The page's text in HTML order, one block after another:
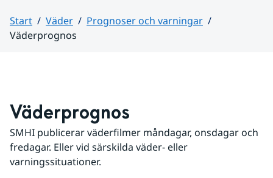
Start Väder
Prognoser och varningar
Väderprognos
Väderprognos
SMHI publicerar väderfilmer måndagar, onsdagar och
fredagar. Eller vid särskilda väder- eller
varningssituationer.